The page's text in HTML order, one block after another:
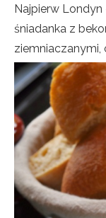
Najpierw
śniadanka z
ziemniaczanymi,